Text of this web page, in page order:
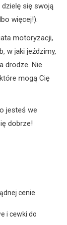
się swoją
więcej!).
motoryzacji,
w jaki jeździmy,
drodze. Nie
mogą Cię
jesteś we
dobrze!
cenie
i cewki do